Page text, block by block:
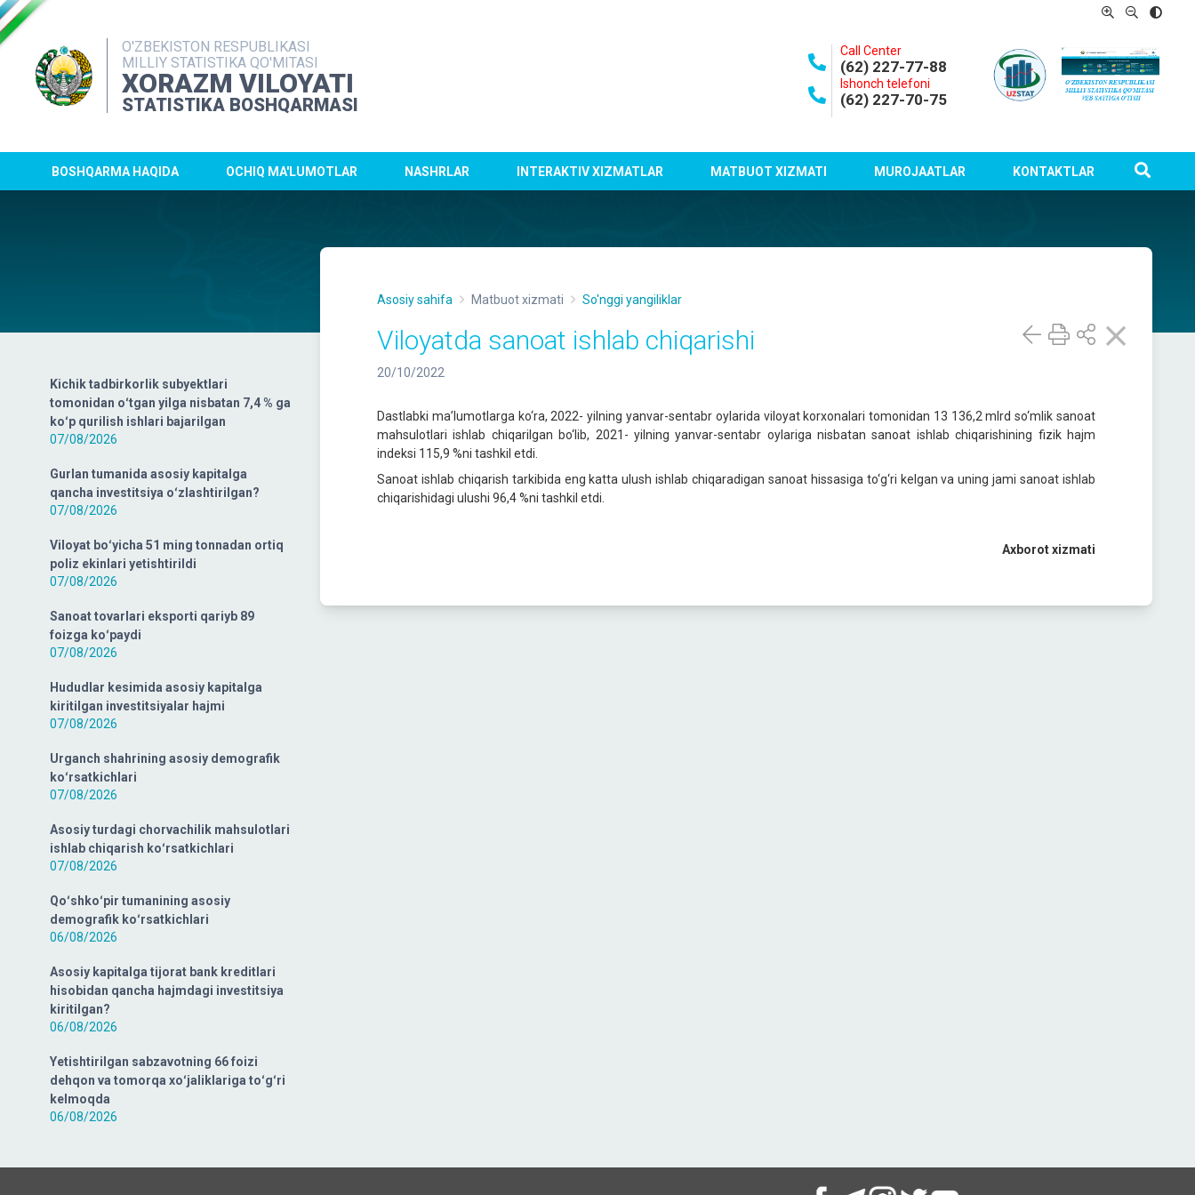
O'ZBEKISTON RESPUBLIKASI
MILLIY STATISTIKA QO'MITASI
XORAZM VILOYATI
STATISTIKA BOSHQARMASI
Call Center
(62) 227-77-88
Ishonch telefoni
(62) 227-70-75
BOSHQARMA HAQIDA OCHIQ MA'LUMOTLAR NASHRLAR INTERAKTIV XIZMATLAR MATBUOT XIZMATI MUROJAATLAR KONTAKTLAR
Kichik tadbirkorlik subyektlari
tomonidan oʻtgan yilga nisbatan 7,4 % ga
koʻp qurilish ishlari bajarilgan
07/08/2026
Gurlan tumanida asosiy kapitalga
qancha investitsiya oʻzlashtirilgan?
07/08/2026
Viloyat boʻyicha 51 ming tonnadan ortiq
poliz ekinlari yetishtirildi
07/08/2026
Sanoat tovarlari eksporti qariyb 89
foizga koʻpaydi
07/08/2026
Hududlar kesimida asosiy kapitalga
kiritilgan investitsiyalar hajmi
07/08/2026
Urganch shahrining asosiy demografik
koʻrsatkichlari
07/08/2026
Asosiy turdagi chorvachilik mahsulotlari
ishlab chiqarish koʻrsatkichlari
07/08/2026
Qoʻshkoʻpir tumanining asosiy
demografik koʻrsatkichlari
06/08/2026
Asosiy kapitalga tijorat bank kreditlari
hisobidan qancha hajmdagi investitsiya
kiritilgan?
06/08/2026
Yetishtirilgan sabzavotning 66 foizi
dehqon va tomorqa xoʻjaliklariga toʻgʻri
kelmoqda
06/08/2026
Asosiy sahifa Matbuot xizmati So'nggi yangiliklar
Viloyatda sanoat ishlab chiqarishi
20/10/2022
Dastlabki ma’lumotlarga ko‘ra, 2022- yilning yanvar-sentabr oylarida viloyat korxonalari tomonidan 13 136,2 mlrd so‘mlik sanoat
mahsulotlari ishlab chiqarilgan bo‘lib, 2021- yilning yanvar-sentabr oylariga nisbatan sanoat ishlab chiqarishining fizik hajm
indeksi 115,9 %ni tashkil etdi.
Sanoat ishlab chiqarish tarkibida eng katta ulush ishlab chiqaradigan sanoat hissasiga to‘g‘ri kelgan va uning jami sanoat ishlab
chiqarishidagi ulushi 96,4 %ni tashkil etdi.
Axborot xizmati